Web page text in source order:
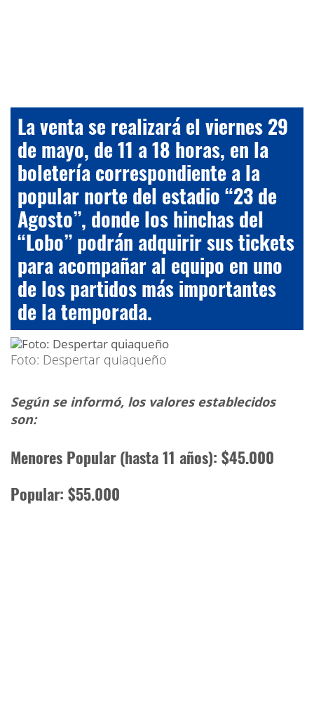
La venta se realizará el viernes 29
de mayo, de 11 a 18 horas, en la
boletería correspondiente a la
popular norte del estadio “23 de
Agosto”, donde los hinchas del
“Lobo” podrán adquirir sus tickets
para acompañar al equipo en uno
de los partidos más importantes
de la temporada.
Foto: Despertar quiaqueño
Según se informó, los valores establecidos
son:
Menores Popular (hasta 11 años): $45.000
Popular: $55.000